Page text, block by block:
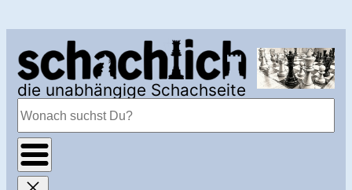
springen
die unabhängige Schachseite
Suchen